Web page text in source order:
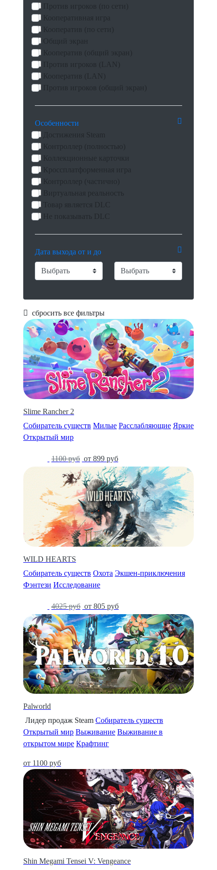
Slime Rancher 2
Собиратель существ Милые Расслабляющие Яркие
Открытый мир
1100 руб от 899 руб
WILD HEARTS
Собиратель существ Охота Экшен-приключения
Фэнтези Исследование
4025 руб от 805 руб
Palworld
Лидер продаж Steam Собиратель существ
Открытый мир Выживание Выживание в
открытом мире Крафтинг
от 1100 руб
Shin Megami Tensei V: Vengeance
Общий экран
Кооператив (общий экран)
Против игроков (LAN)
Кооператив (LAN)
Против игроков (общий экран)
Особенности
Достижения Steam
Виртуальная реальность
Товар является DLC
Не показывать DLC
Дата выхода от и до
сбросить все фильтры